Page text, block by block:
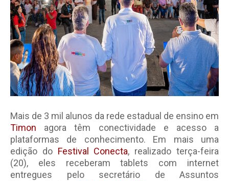
Mais de 3 mil alunos da rede estadual de ensino em
Timon agora têm conectividade e acesso a
plataformas de conhecimento. Em mais uma
edição do Festival Conecta, realizado terça-feira
(20), eles receberam tablets com internet
entregues pelo secretário de Assuntos